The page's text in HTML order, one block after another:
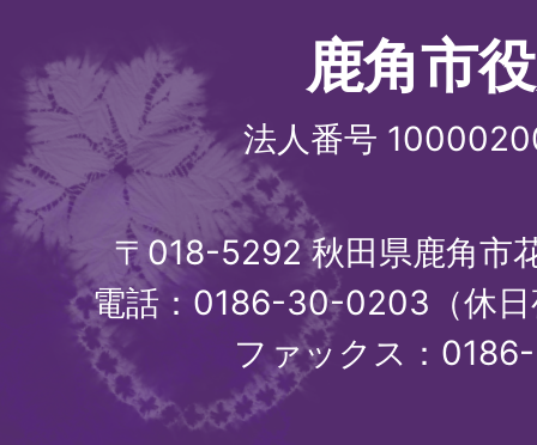
鹿角市
法人番号
〒018-5292 秋田県鹿角市
電話：0186-30-0203（休
ファックス：